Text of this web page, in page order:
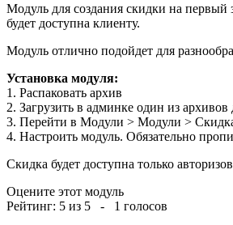
Модуль для создания скидки на первый
будет доступна клиенту.
Модуль отлично подойдет для
Установка модуля:
1. Распаковать архив
2. Загрузить в админке один из
3. Перейти в Модули > Модули >
4. Настроить модуль. Обязательно
Скидка будет доступна только
Оцените этот модуль
Рейтинг: 5 из 5 - 1 голосов